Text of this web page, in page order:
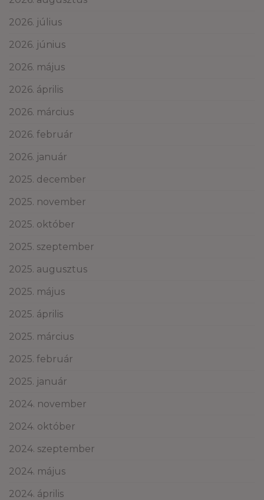
2026. július
2026. június
2026. május
2026. április
2026. március
2026. február
2026. január
2025. december
2025. november
2025. október
2025. szeptember
2025. augusztus
2025. május
2025. április
2025. március
2025. február
2025. január
2024. november
2024. október
2024. szeptember
2024. május
2024. április